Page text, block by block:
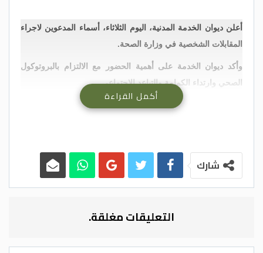
أعلن ديوان الخدمة المدنية، اليوم الثلاثاء، أسماء المدعوين لاجراء
المقابلات الشخصية في وزارة الصحة.
وأكد ديوان الخدمة على أهمية الحضور مع الالتزام بالبروتوكول
الصحي وارتداء الكمامة والتباعد الاجتماعي.
أكمل القراءة
شارك
التعليقات مغلقة.